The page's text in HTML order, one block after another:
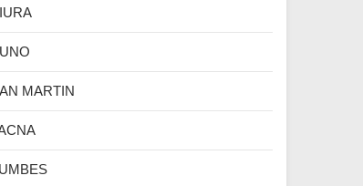
MARTIN